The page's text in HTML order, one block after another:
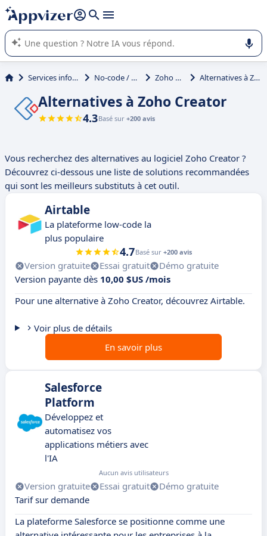
répondre (plusieurs lignes avec
L'IA de Appvizer vous guide dans l'utilisation ou la sélection de
logiciel SaaS en entreprise.
Services informatiques No-code / Low-code Zoho Creator Alternatives à Zoho Creator
Alternatives à Zoho Creator
4.3Basé sur +200 avis
Vous recherchez des alternatives au logiciel Zoho Creator ?
Découvrez ci-dessous une liste de solutions recommandées
qui sont les meilleurs substituts à cet outil.
Airtable
La plateforme low-code la
plus populaire
4.7Basé sur +200 avis
Version gratuite Essai gratuit
Démo gratuite
Version payante dès 10,00 $US /mois
Pour une alternative à Zoho Creator, découvrez Airtable.
Voir plus de détails
En savoir plus
Salesforce
Platform
Développez et
automatisez vos
applications métiers avec
l'IA
Aucun avis utilisateurs
Version gratuite Essai gratuit
Démo gratuite
Tarif sur demande
La plateforme Salesforce se positionne comme une